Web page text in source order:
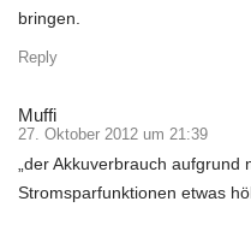
bringen.
Reply
Muffi
27. Oktober 2012 um 21:39
„der Akkuverbrauch
Stromsparfunktionen etwas